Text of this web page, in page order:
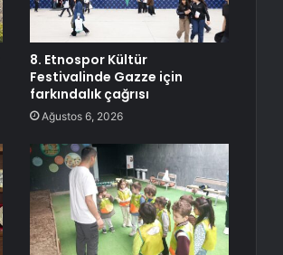
8. Etnospor Kültür
Festivalinde Gazze için
farkındalık çağrısı
Ağustos 6, 2026